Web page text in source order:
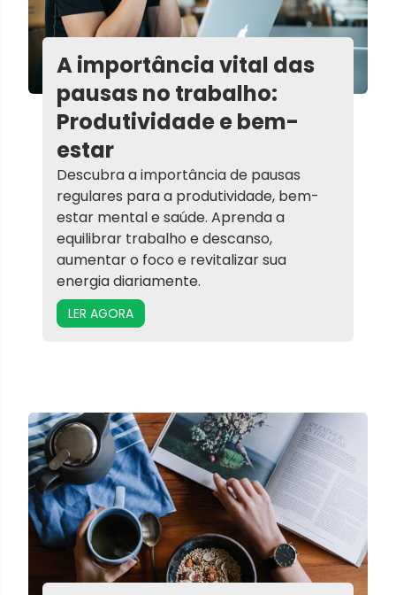
A importância vital das
pausas no trabalho:
Produtividade e bem-
estar
Descubra a importância de pausas
regulares para a produtividade, bem-
estar mental e saúde. Aprenda a
equilibrar trabalho e descanso,
aumentar o foco e revitalizar sua
energia diariamente.
LER AGORA